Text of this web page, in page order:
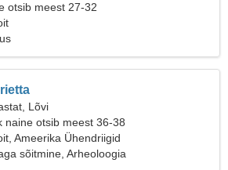
otsib meest 27-32
Lõvi
naine otsib meest 36-38
Ameerika Ühendriigid
sõitmine, Arheoloogia